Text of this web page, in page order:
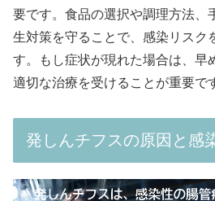
要です。食品の選択や調理方法、
生対策を守ることで、感染リスク
す。もし症状が現れた場合は、早
適切な治療を受けることが重要で
発しんチフスの原因と感